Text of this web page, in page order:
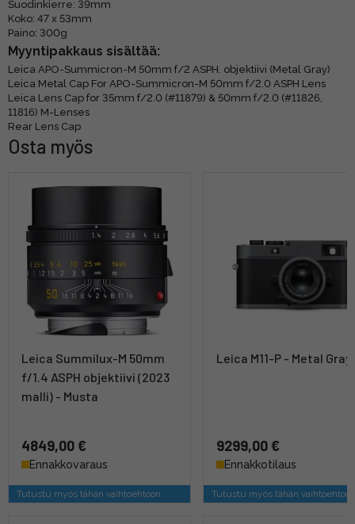
Suodinkierre: 39mm
Koko: 47 x 53mm
Paino: 300g
Myyntipakkaus sisältää:
Leica APO-Summicron-M 50mm f/2 ASPH. objektiivi (Metal Gray)
Leica Metal Cap For APO-Summicron-M 50mm f/2.0 ASPH Lens
Leica Lens Cap for 35mm f/2.0 (#11879) & 50mm f/2.0 (#11826,
11816) M-Lenses
Rear Lens Cap
Osta myös
Leica Summilux-M 50mm
f/1.4 ASPH objektiivi (2023
malli) - Musta
4849,00 €
Ennakkovaraus
Tutustu myös tähän vaihtoehtoon
Leica M11-P - Metal Gray
9299,00 €
Ennakkotilaus
Tutustu myös tähän